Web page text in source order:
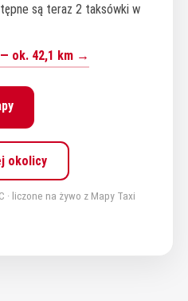
są teraz 2 taksówki w
ok. 42,1 km →
okolicy
· liczone na żywo z Mapy Taxi